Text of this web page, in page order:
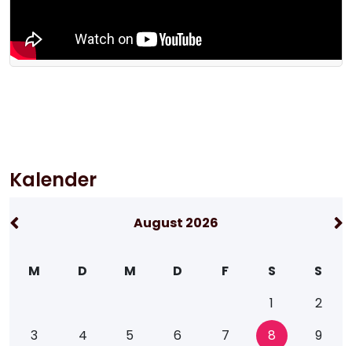
Kalender
August 2026
M D M D F S
S
1
2
3
4 5 6 7 8
9